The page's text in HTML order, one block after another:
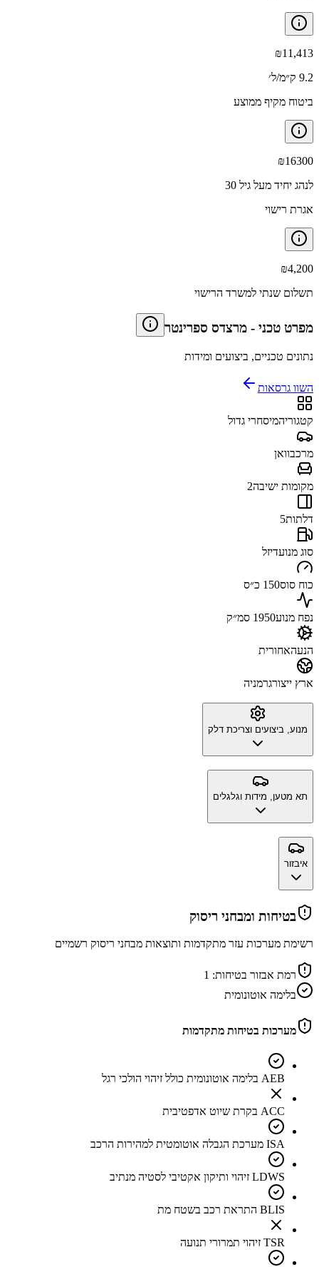
₪11,413
9.2 ק״מ/ל׳
ביטוח מקיף ממוצע
₪16300
לנהג יחיד מעל גיל 30
אגרת רישוי
₪4,200
תשלום שנתי למשרד הרישוי
מפרט טכני - מרצדס ספרינטר
נתונים טכניים, ביצועים ומידות
השוו גרסאות
קטגוריהמיסחרי גדול
מרכבוואן
מקומות ישיבה2
דלתות5
סוג מנועדיזל
כוח סוס150 כ״ס
נפח מנוע1950 סמ״ק
הנעהאחורית
ארץ ייצורגרמניה
מנוע, ביצועים וצריכת דלק
תא מטען, מידות וגלגלים
איבזור
בטיחות ומבחני ריסוק
רשימת מערכות עזר מתקדמות ותוצאות מבחני ריסוק רשמיים
רמת אבזור בטיחות: 1
בלימה אוטונומית
מערכות בטיחות מתקדמות
AEB בלימה אוטונומית כולל זיהוי הולכי רגל
ACC בקרת שיוט אדפטיבית
ISA מערכת הגבלה אוטומטית למהירות הרכב
LDWS זיהוי ותיקון אקטיבי לסטיה מנתיב
BLIS התראת רכב בשטח מת
TSR זיהוי תמרורי תנועה